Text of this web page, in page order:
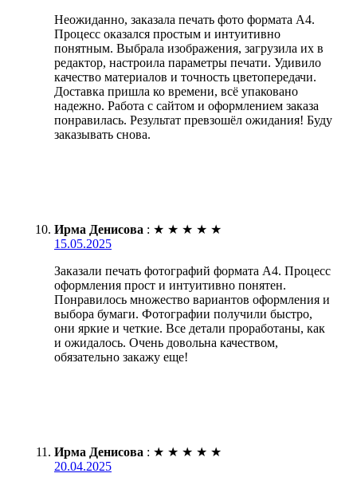
Неожиданно, заказала печать фото формата А4.
Процесс оказался простым и интуитивно
понятным. Выбрала изображения, загрузила их в
редактор, настроила параметры печати. Удивило
качество материалов и точность цветопередачи.
Доставка пришла ко времени, всё упаковано
надежно. Работа с сайтом и оформлением заказа
понравилась. Результат превзошёл ожидания! Буду
заказывать снова.
Ирма Денисова : ★ ★ ★ ★ ★
15.05.2025
Заказали печать фотографий формата А4. Процесс
оформления прост и интуитивно понятен.
Понравилось множество вариантов оформления и
выбора бумаги. Фотографии получили быстро,
они яркие и четкие. Все детали проработаны, как
и ожидалось. Очень довольна качеством,
обязательно закажу еще!
Ирма Денисова : ★ ★ ★ ★ ★
20.04.2025